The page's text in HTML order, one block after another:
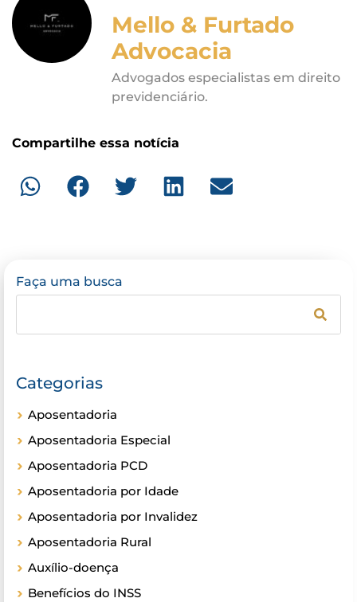
Mello & Furtado
Advocacia
Advogados especialistas em direito
previdenciário.
Compartilhe essa notícia
Faça uma busca
Categorias
Aposentadoria
Aposentadoria Especial
Aposentadoria PCD
Aposentadoria por Idade
Aposentadoria por Invalidez
Aposentadoria Rural
Auxílio-doença
Benefícios do INSS